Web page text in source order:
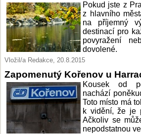
Pokud jste z
z hlavního
na příjemný
destinací pro
povyražení
dovolené.
Vložil/a Redakce, 20.8.2015
Zapomenutý Kořenov u
Kousek od
nachází
Toto místo má
k vidění, že je
Ačkoliv se
nepodstatnou